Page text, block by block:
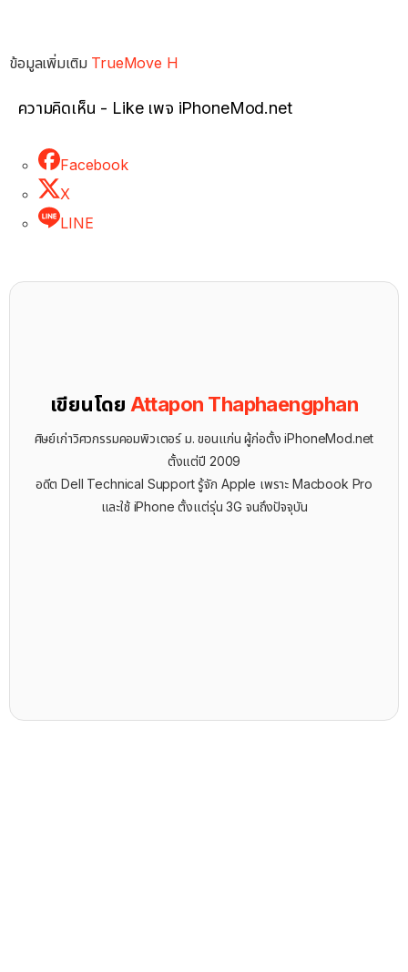
ข้อมูลเพิ่มเติม TrueMove H
ความคิดเห็น - Like เพจ iPhoneMod.net
Facebook
X
LINE
เขียนโดย Attapon Thaphaengphan
ศิษย์เก่าวิศวกรรมคอมพิวเตอร์ ม. ขอนแก่น ผู้ก่อตั้ง iPhoneMod.net
ตั้งแต่ปี 2009
อดีต Dell Technical Support รู้จัก ​Apple เพราะ Macbook Pro
และใช้ iPhone ตั้งแต่รุ่น 3G จนถึงปัจจุบัน